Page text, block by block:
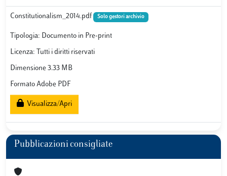
Constitutionalism_2014.pdf Solo gestori archivio
Tipologia: Documento in Pre-print
Licenza: Tutti i diritti riservati
Dimensione 3.33 MB
Formato Adobe PDF
Visualizza/Apri
Pubblicazioni consigliate